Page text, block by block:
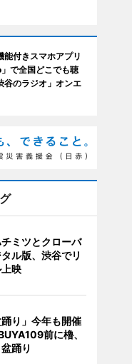
能付きスマホアプリ
」で全国どこでも聴
谷のラジオ」オンエ
ミツとクローバ
ル版、渋谷でリ
映
踊り」今年も開催
前に櫓、
踊り